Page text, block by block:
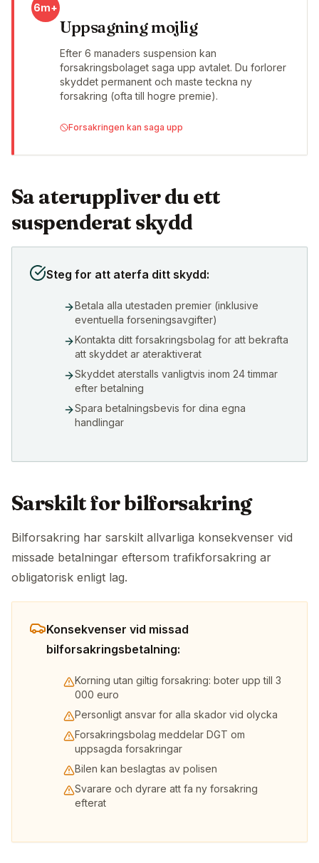
6m+
Uppsagning mojlig
Efter 6 manaders suspension kan
forsakringsbolaget saga upp avtalet. Du forlorer
skyddet permanent och maste teckna ny
forsakring (ofta till hogre premie).
Forsakringen kan saga upp
Sa ateruppliver du ett
suspenderat skydd
Steg for att aterfa ditt skydd:
Betala alla utestaden premier (inklusive
eventuella forseningsavgifter)
Kontakta ditt forsakringsbolag for att bekrafta
att skyddet ar ateraktiverat
Skyddet aterstalls vanligtvis inom 24 timmar
efter betalning
Spara betalningsbevis for dina egna
handlingar
Sarskilt for bilforsakring
Bilforsakring har sarskilt allvarliga konsekvenser vid
missade betalningar eftersom trafikforsakring ar
obligatorisk enligt lag.
Konsekvenser vid missad
bilforsakringsbetalning:
Korning utan giltig forsakring: boter upp till 3
000 euro
Personligt ansvar for alla skador vid olycka
Forsakringsbolag meddelar DGT om
uppsagda forsakringar
Bilen kan beslagtas av polisen
Svarare och dyrare att fa ny forsakring
efterat